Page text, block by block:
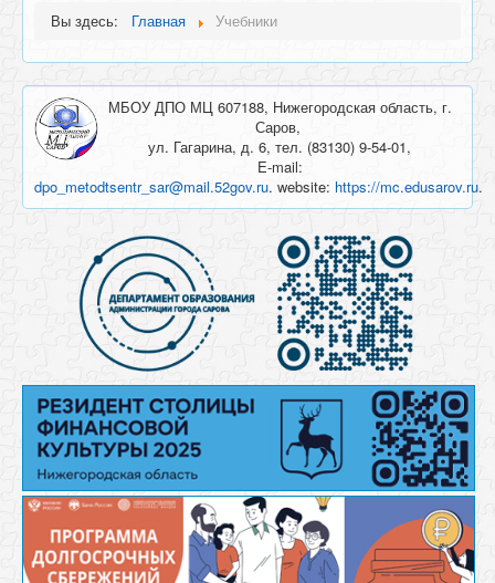
Вы здесь: Главная Учебники
МБОУ ДПО МЦ 607188, Нижегородская область, г.
Саров,
ул. Гагарина, д. 6, тел. (83130) 9-54-01,
E-mail:
dpo_metodtsentr_sar@mail.52gov.ru. website: https://mc.edusarov.ru.